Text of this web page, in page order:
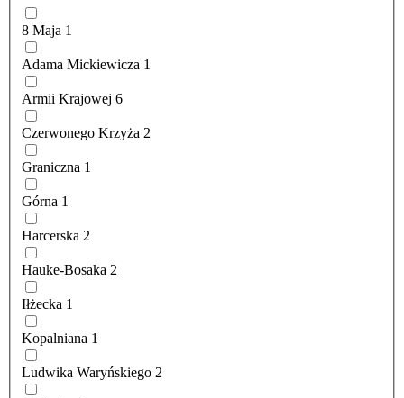
8 Maja 1
Adama Mickiewicza 1
Armii Krajowej 6
Czerwonego Krzyża 2
Graniczna 1
Górna 1
Harcerska 2
Hauke-Bosaka 2
Iłżecka 1
Kopalniana 1
Ludwika Waryńskiego 2